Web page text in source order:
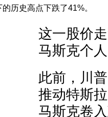
历史高点下跌了41%。
这一股价
马斯克个
此前，川
推动特斯
马斯克卷